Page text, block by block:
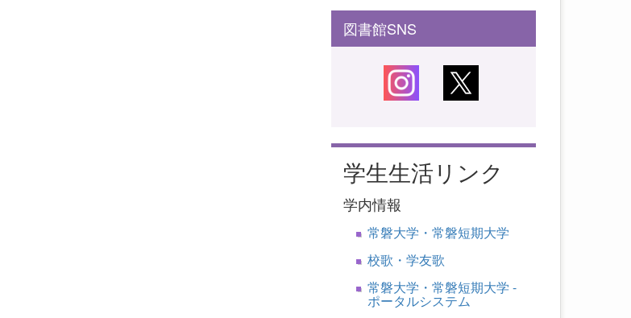
図書館SNS
学生生活リンク
学内情報
常磐大学・常磐短期大学
校歌・学友歌
常磐大学・常磐短期大学 -
ポータルシステム